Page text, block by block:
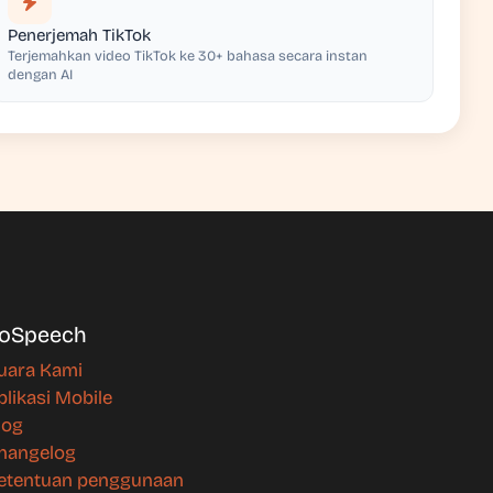
Penerjemah TikTok
Terjemahkan video TikTok ke 30+ bahasa secara instan
dengan AI
Kami
Mobile
penggunaan